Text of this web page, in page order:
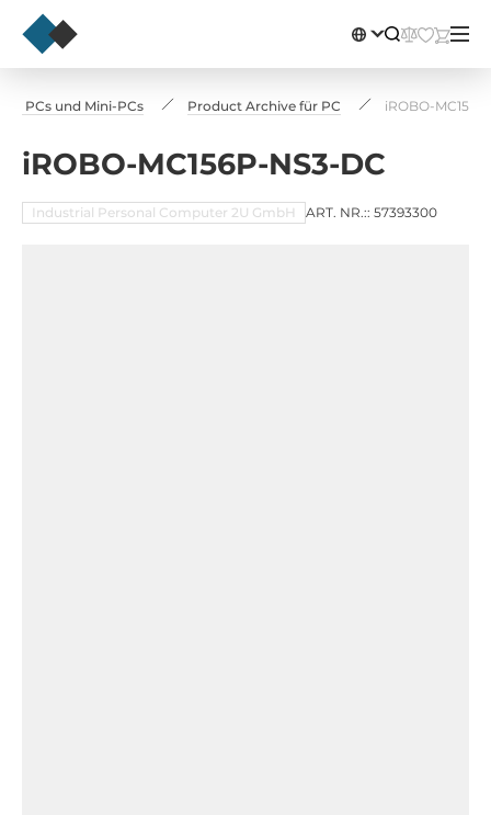
PCs und Mini-PCs Product Archive für PC iROBO-
iROBO-MC156P-NS3-DC
Industrial Personal Computer 2U GmbH ART. NR.:: 57393300